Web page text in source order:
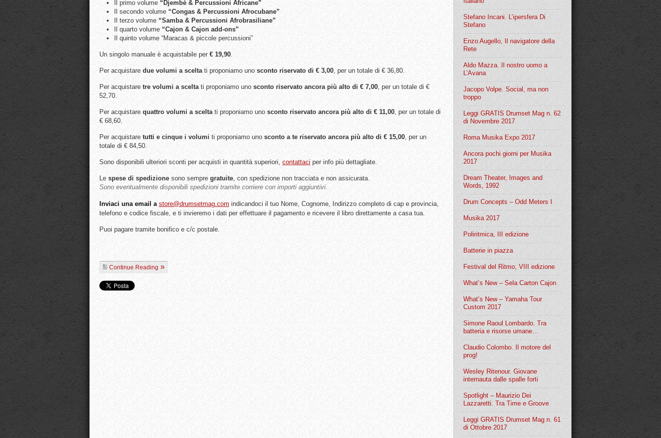
Il primo volume “Djembé & Percussioni Africane”
Il secondo volume “Congas & Percussioni Afrocubane”
Il terzo volume“Samba & Percussioni Afrobrasiliane”
Il quarto volume“Cajon & Cajon add-ons”
Il quinto volume “Maracas & piccole percussioni”
Un singolo manuale è acquistabile per€ 19,90.
Per acquistare due volumi a sceltati proponiamo uno sconto riservato di € 3,00, per un totale di € 36,80.
Per acquistaretre volumi a sceltati proponiamo uno sconto riservato ancora più alto di € 7,00, per un totale di €
52,70.
Per acquistare quattro volumi a sceltati proponiamo unosconto riservato ancora più alto di € 11,00, per un totale di
€ 68,60.
Per acquistare tutti e cinque i volumiti proponiamo uno sconto a te riservato ancora più alto di € 15,00, per un
totale di € 84,50.
Sono disponibili ulteriori sconti per acquisti in quantità superiori, contattaci per info più dettagliate.
Le spese di spedizione sono sempre gratuite, con spedizione non tracciata e non assicurata.
Sono eventualmente disponibili spedizioni tramite corriere con importi aggiuntivi.
Inviaci una email a store@drumsetmag.comindicandoci il tuo Nome, Cognome, Indirizzo completo di cap e provincia,
telefono e codice fiscale, e ti invieremo i dati per effettuare il pagamento e ricevere il libro direttamente a casa tua.
Puoi pagare tramite bonifico e c/c postale.
Continue Reading
Stefano Incani. L’ipersfera Di
Stefano
Enzo Augello, Il navigatore della
Rete
Aldo Mazza. Il nostro uomo a
L’Avana
Jacopo Volpe. Social, ma non
troppo
Leggi GRATIS Drumset Mag n. 62
di Novembre 2017
Roma Musika Expo 2017
Ancora pochi giorni per Musika
2017
Dream Theater, Images and
Words, 1992
Drum Concepts – Odd Meters I
Musika 2017
Poliritmica, III edizione
Batterie in piazza
Festival del Ritmo, VIII edizione
What’s New – Sela Carton Cajon
What’s New – Yamaha Tour
Custom 2017
Simone Raoul Lombardo. Tra
batteria e risorse umane…
Claudio Colombo. Il motore del
prog!
Wesley Ritenour. Giovane
internauta dalle spalle forti
Spotlight – Maurizio Dei
Lazzaretti. Tra Time e Groove
Leggi GRATIS Drumset Mag n. 61
di Ottobre 2017